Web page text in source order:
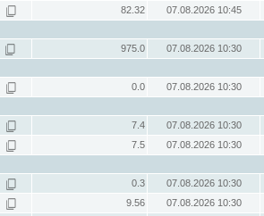
82.32
07.08.2026 10:45
975.0
07.08.2026 10:30
0.0
07.08.2026 10:30
7.4
07.08.2026 10:30
7.5
07.08.2026 10:30
0.3
07.08.2026 10:30
9.56
07.08.2026 10:30